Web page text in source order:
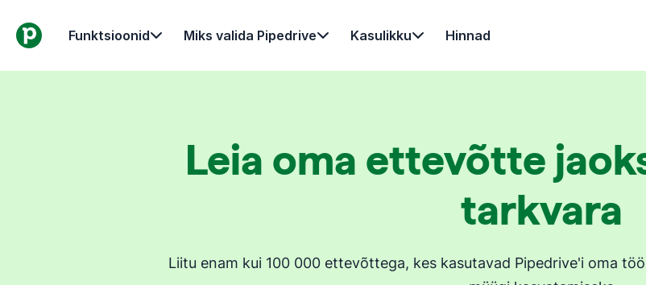
Funktsioonid Miks valida Pipedrive Kasulikku Hinnad
Leia oma ettevõtte
tarkvara
Liitu enam kui 100 000 ettevõttega, kes kasutavad Pipedrive'i oma